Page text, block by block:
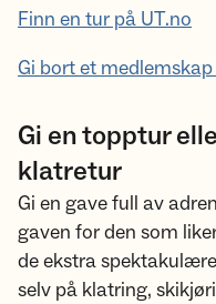
Finn en tur på UT.no
Gi bort et
Gi en topptur
klatretur
Gi en gave full av
gaven for den som
de ekstra
selv på klatring,